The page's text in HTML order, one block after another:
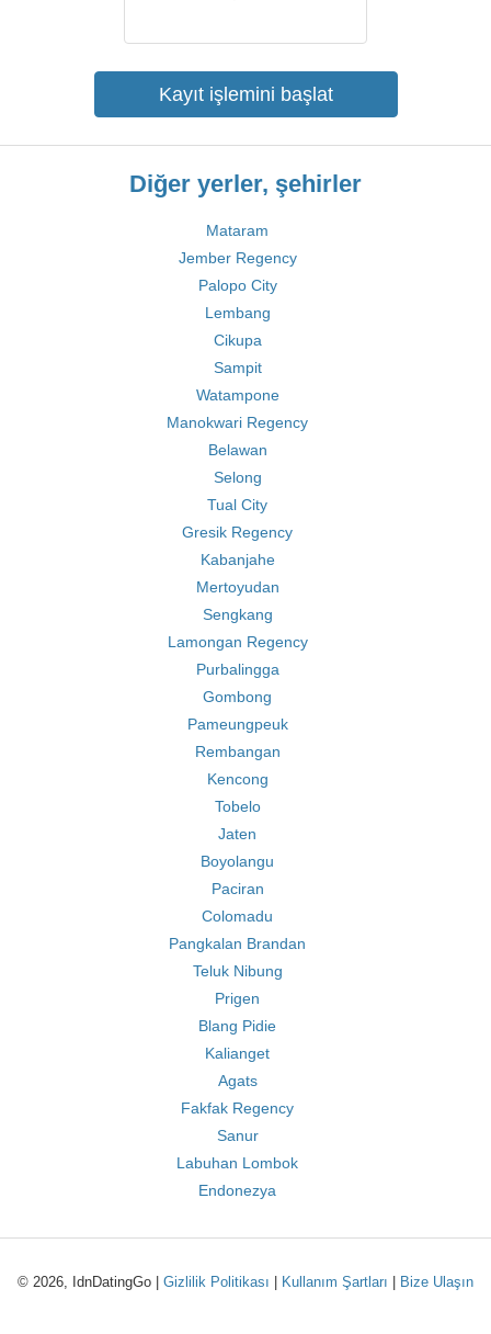
Kayıt işlemini başlat
Diğer yerler, şehirler
Mataram
Jember Regency
Palopo City
Lembang
Cikupa
Sampit
Watampone
Manokwari Regency
Belawan
Selong
Tual City
Gresik Regency
Kabanjahe
Mertoyudan
Sengkang
Lamongan Regency
Purbalingga
Gombong
Pameungpeuk
Rembangan
Kencong
Tobelo
Jaten
Boyolangu
Paciran
Colomadu
Pangkalan Brandan
Teluk Nibung
Prigen
Blang Pidie
Kalianget
Agats
Fakfak Regency
Sanur
Labuhan Lombok
Endonezya
© 2026, IdnDatingGo | Gizlilik Politikası Kullanım Şartları Bize Ulaşın